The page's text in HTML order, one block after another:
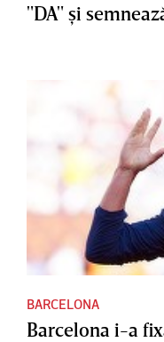
"DA" şi
BARCELONA
Barcelona i-a